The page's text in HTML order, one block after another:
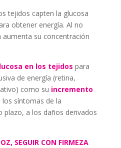
tejidos capten la glucosa
obtener energía. Al no
su concentración
en los tejidos para
de energía (retina,
como su incremento
los síntomas de la
plazo, a los daños derivados
SEGUIR CON FIRMEZA